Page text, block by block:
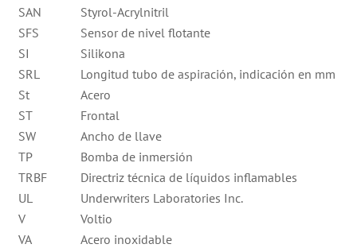
SAN
Styrol-Acrylnitril
SFS
Sensor de nivel flotante
SI
Silikona
SRL
Longitud tubo de aspiración, indicación en mm
St
Acero
ST
Frontal
SW
Ancho de llave
TP
Bomba de inmersión
TRBF
Directriz técnica de líquidos inflamables
UL
Underwriters Laboratories Inc.
V
Voltio
VA
Acero inoxidable